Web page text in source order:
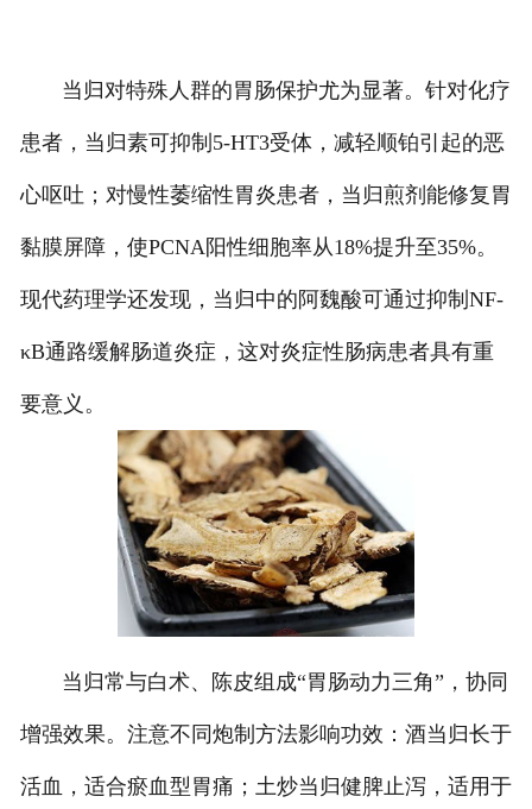
当归对特殊人群的胃肠保护尤为显著。针对化疗
患者，当归素可抑制5-HT3受体，减轻顺铂引起的恶
心呕吐；对慢性萎缩性胃炎患者，当归煎剂能修复胃
黏膜屏障，使PCNA阳性细胞率从18%提升至35%。
现代药理学还发现，当归中的阿魏酸可通过抑制NF-
κB通路缓解肠道炎症，这对炎症性肠病患者具有重
要意义。
当归常与白术、陈皮组成“胃肠动力三角”，协同
增强效果。注意不同炮制方法影响功效：酒当归长于
活血，适合瘀血型胃痛；土炒当归健脾止泻，适用于